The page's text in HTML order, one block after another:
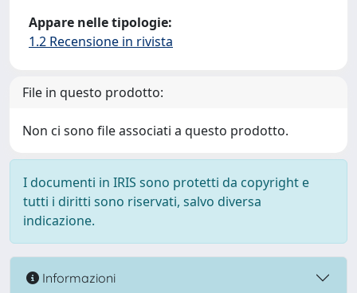
Appare nelle tipologie:
1.2 Recensione in rivista
File in questo prodotto:
Non ci sono file associati a questo prodotto.
I documenti in IRIS sono protetti da copyright e
tutti i diritti sono riservati, salvo diversa
indicazione.
Informazioni